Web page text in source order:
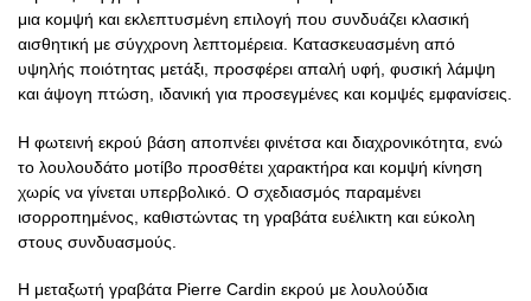
μια κομψή και εκλεπτυσμένη επιλογή που συνδυάζει κλασική
αισθητική με σύγχρονη λεπτομέρεια. Κατασκευασμένη από
υψηλής ποιότητας μετάξι, προσφέρει απαλή υφή, φυσική λάμψη
και άψογη πτώση, ιδανική για προσεγμένες και κομψές εμφανίσεις.
Η φωτεινή εκρού βάση αποπνέει φινέτσα και διαχρονικότητα, ενώ
το λουλουδάτο μοτίβο προσθέτει χαρακτήρα και κομψή κίνηση
χωρίς να γίνεται υπερβολικό. Ο σχεδιασμός παραμένει
ισορροπημένος, καθιστώντας τη γραβάτα ευέλικτη και εύκολη
στους συνδυασμούς.
Η μεταξωτή γραβάτα Pierre Cardin εκρού με λουλούδια